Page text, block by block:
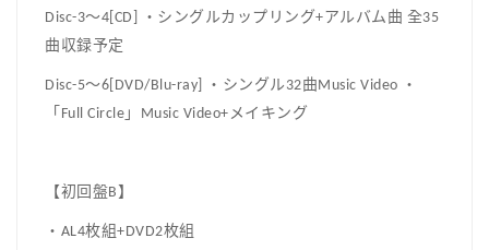
Disc-3～4[CD] ・シングルカップリング+アルバム曲 全35
曲収録予定
Disc-5～6[DVD/Blu-ray] ・シングル32曲Music Video ・
「Full Circle」Music Video+メイキング
【初回盤B】
・AL4枚組+DVD2枚組